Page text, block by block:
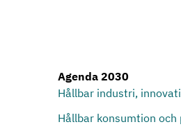
Agenda 2030
Hållbar industri,
Hållbar konsumtion och